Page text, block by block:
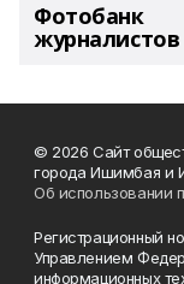
Фотобанк
© 2026 Сайт
города Ишимбая и
Об использовании
Регистрационный
Управлением
информационных